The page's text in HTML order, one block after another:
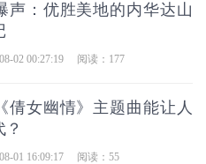
声：优胜美地的内华达山
02 00:27:19 阅读：177
倩女幽情》主题曲能让人
01 16:09:17 阅读：55